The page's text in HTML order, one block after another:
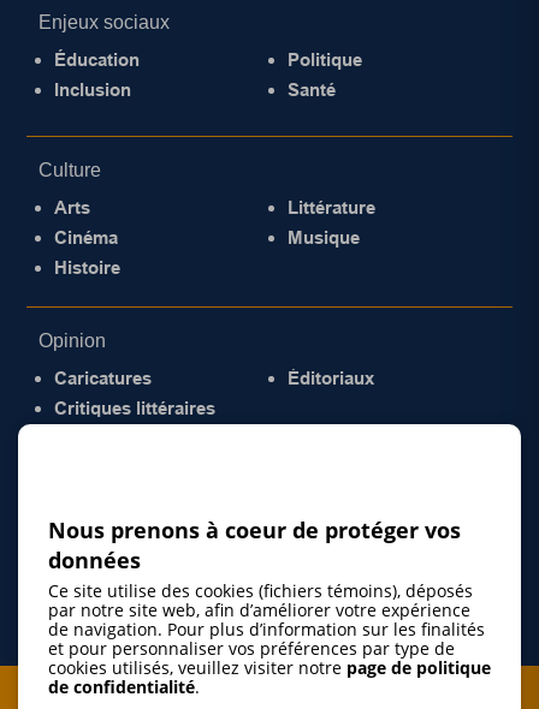
Enjeux sociaux
Éducation
Inclusion
Politique
Santé
Culture
Arts
Cinéma
Histoire
Littérature
Musique
Opinion
Caricatures
Critiques littéraires
Éditoriaux
Je m'abonne à l'infolettre
Nous prenons à coeur de protéger vos
données
Ce site utilise des cookies (fichiers témoins), déposés
par notre site web, afin d’améliorer votre expérience
de navigation. Pour plus d’information sur les finalités
et pour personnaliser vos préférences par type de
cookies utilisés, veuillez visiter notre page de politique
de confidentialité.